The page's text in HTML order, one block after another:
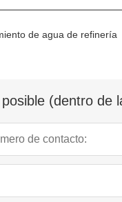
de agua de refinería
(dentro de